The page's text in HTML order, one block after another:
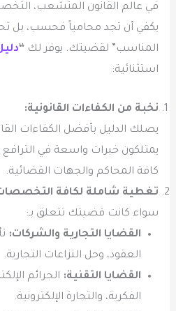
في عالم القانون المتشعب،
يكفي أن تجد محامياً فحسب، بل
المناسب” لقضيتك. يوفر لك“
استثنائية:
نخبة من الكفاءات القانونية:
يصلك الدليل بأفضل الكفاءات
يمتلكون خبرات واسعة في الترافع
كافة المحاكم والجهات القضائية.
تغطية شاملة لكافة
سواء كانت قضيتك تتعلق بـ:
القضايا التجارية والشركات:
العقود، وحل النزاعات التجارية.
القضايا التقنية: الجرائم
الفكرية، والتجارة الإلكترونية.